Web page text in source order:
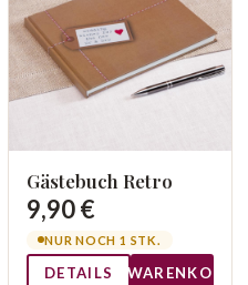
Gästebuch Retro
9,90 €
NUR NOCH 1 STK.
DETAILS WARENKORB